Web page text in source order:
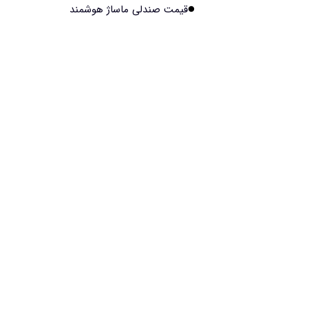
قیمت صندلی ماساژ هوشمند